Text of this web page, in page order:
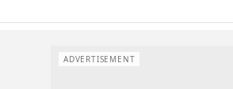
ADVERTISEMENT